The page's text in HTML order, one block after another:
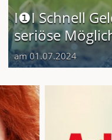
I❶I Schnell
seriöse
am 01.07.2024